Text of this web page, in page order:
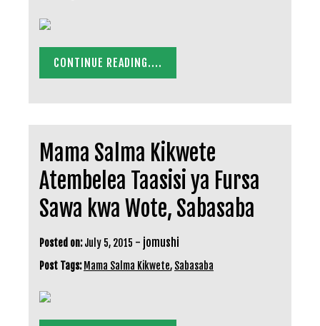
CONTINUE READING....
Mama Salma Kikwete
Atembelea Taasisi ya Fursa
Sawa kwa Wote, Sabasaba
Posted on: July 5, 2015 - jomushi
Post Tags: Mama Salma Kikwete, Sabasaba